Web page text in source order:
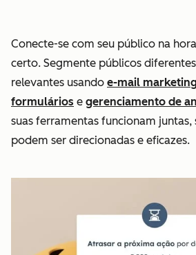
Conecte-se com seu público na
certo. Segmente públicos
relevantes usando e-mail
formulários e gerenciamento de
suas ferramentas funcionam juntas,
podem ser direcionadas e eficazes.